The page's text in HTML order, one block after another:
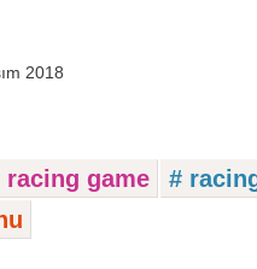
2018
racing game
#